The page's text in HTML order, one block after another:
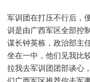
军训团在打压不行后，
训是由广西军区全部控
谋长钟英栋，政治部主
坐在一中，他们见我比
拉我去军训团团部谈心